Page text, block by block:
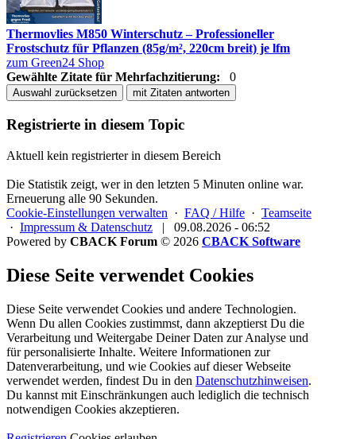
Thermovlies M850 Winterschutz – Professioneller
Frostschutz für Pflanzen (85g/m², 220cm breit) je lfm
zum Green24 Shop
Gewählte Zitate für Mehrfachzitierung:
0
Auswahl zurücksetzen mit Zitaten antworten
Registrierte in diesem Topic
Aktuell kein registrierter in diesem Bereich
Die Statistik zeigt, wer in den letzten 5 Minuten online war.
Erneuerung alle 90 Sekunden.
Cookie-Einstellungen verwalten · FAQ / Hilfe · Teamseite
· Impressum & Datenschutz |
09.08.2026 - 06:52
Powered by CBACK Forum © 2026 CBACK Software
Diese Seite verwendet Cookies
Diese Seite verwendet Cookies und andere Technologien.
Wenn Du allen Cookies zustimmst, dann akzeptierst Du die
Verarbeitung und Weitergabe Deiner Daten zur Analyse und
für personalisierte Inhalte. Weitere Informationen zur
Datenverarbeitung, und wie Cookies auf dieser Webseite
verwendet werden, findest Du in den Datenschutzhinweisen.
Du kannst mit Einschränkungen auch lediglich die technisch
notwendigen Cookies akzeptieren.